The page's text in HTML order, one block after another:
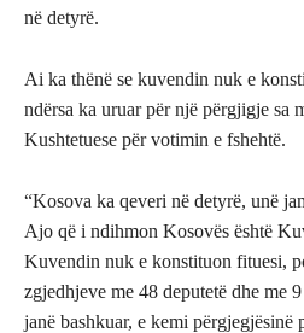
në detyrë.
Ai ka thënë se kuvendin nuk e
ndërsa ka uruar për një përgjigje sa
Kushtetuese për votimin e fshehtë.
“Kosova ka qeveri në detyrë, unë
Ajo që i ndihmon Kosovës është
Kuvendin nuk e konstituon fituesi,
zgjedhjeve me 48 deputetë dhe me
janë bashkuar, e kemi përgjegjësinë